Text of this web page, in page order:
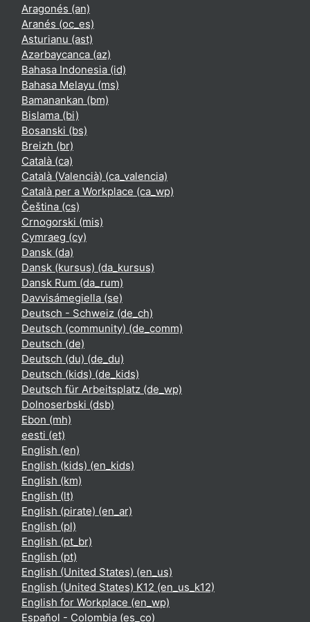
Aragonés ‎(an)‎
Aranés ‎(oc_es)‎
Asturianu ‎(ast)‎
Azərbaycanca ‎(az)‎
Bahasa Indonesia ‎(id)‎
Bahasa Melayu ‎(ms)‎
Bamanankan ‎(bm)‎
Bislama ‎(bi)‎
Bosanski ‎(bs)‎
Breizh ‎(br)‎
Català ‎(ca)‎
Català (Valencià) ‎(ca_valencia)‎
Català per a Workplace ‎(ca_wp)‎
Čeština ‎(cs)‎
Crnogorski ‎(mis)‎
Cymraeg ‎(cy)‎
Dansk ‎(da)‎
Dansk (kursus) ‎(da_kursus)‎
Dansk Rum ‎(da_rum)‎
Davvisámegiella ‎(se)‎
Deutsch - Schweiz ‎(de_ch)‎
Deutsch (community) ‎(de_comm)‎
Deutsch ‎(de)‎
Deutsch (du) ‎(de_du)‎
Deutsch (kids) ‎(de_kids)‎
Deutsch für Arbeitsplatz ‎(de_wp)‎
Dolnoserbski ‎(dsb)‎
Ebon ‎(mh)‎
eesti ‎(et)‎
English ‎(en)‎
English (kids) ‎(en_kids)‎
English ‎(km)‎
English ‎(lt)‎
English (pirate) ‎(en_ar)‎
English ‎(pl)‎
English ‎(pt_br)‎
English ‎(pt)‎
English (United States) ‎(en_us)‎
English (United States) K12 ‎(en_us_k12)‎
English for Workplace ‎(en_wp)‎
Español - Colombia ‎(es_co)‎